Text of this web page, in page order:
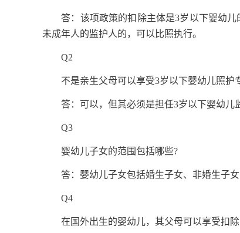
答：该项政策的扣除主体是3岁以下婴幼儿
未成年人的监护人的，可以比照执行。
Q2
不是亲生父母可以享受3岁以下婴幼儿照护
答：可以，但其必须是担任3岁以下婴幼儿
Q3
婴幼儿子女的范围包括哪些?
答：婴幼儿子女包括婚生子女、非婚生子女
Q4
在国外出生的婴幼儿，其父母可以享受扣除